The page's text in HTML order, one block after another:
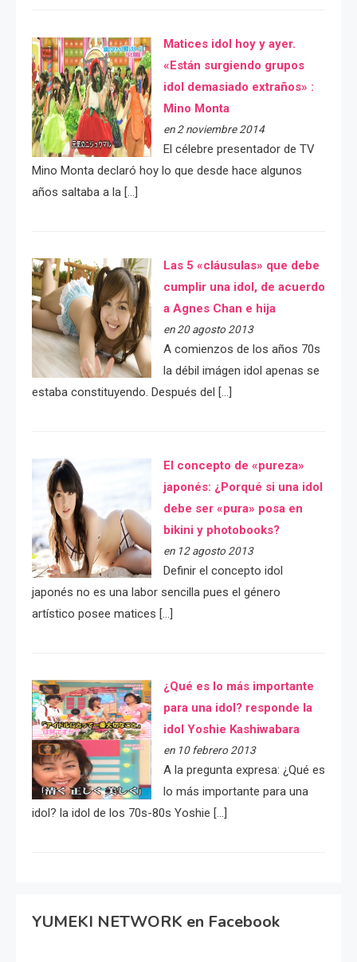
Matices idol hoy y ayer.
«Están surgiendo grupos
idol demasiado extraños» :
Mino Monta
en 2 noviembre 2014
El célebre presentador de TV
Mino Monta declaró hoy lo que desde hace algunos
años saltaba a la […]
Las 5 «cláusulas» que debe
cumplir una idol, de acuerdo
a Agnes Chan e hija
en 20 agosto 2013
A comienzos de los años 70s
la débil imágen idol apenas se
estaba constituyendo. Después del […]
El concepto de «pureza»
japonés: ¿Porqué si una idol
debe ser «pura» posa en
bikini y photobooks?
en 12 agosto 2013
Definir el concepto idol
japonés no es una labor sencilla pues el género
artístico posee matices […]
¿Qué es lo más importante
para una idol? responde la
idol Yoshie Kashiwabara
en 10 febrero 2013
A la pregunta expresa: ¿Qué es
lo más importante para una
idol? la idol de los 70s-80s Yoshie […]
YUMEKI NETWORK en Facebook